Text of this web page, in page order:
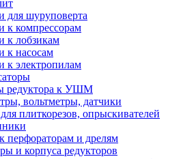
для шуруповерта
к компрессорам
к лобзикам
к насосам
к электропилам
редуктора к УШМ
вольтметры, датчики
плиткорезов, опрыскивателей
перфораторам и дрелям
и корпуса редукторов